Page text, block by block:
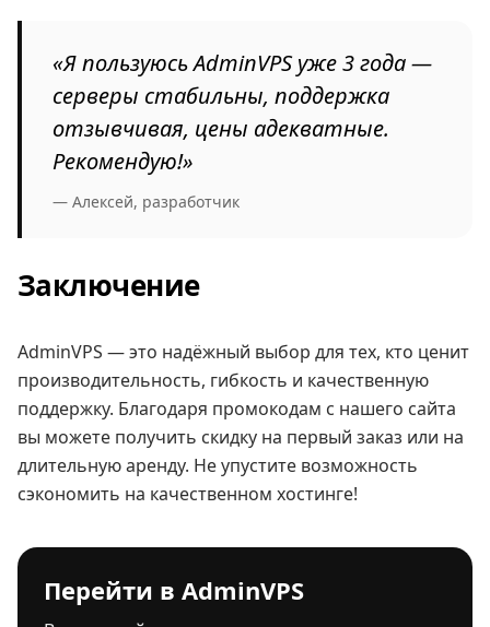
«Я пользуюсь AdminVPS уже 3 года —
серверы стабильны, поддержка
отзывчивая, цены адекватные.
Рекомендую!»
— Алексей, разработчик
Заключение
AdminVPS — это надёжный выбор для тех, кто ценит
производительность, гибкость и качественную
поддержку. Благодаря промокодам с нашего сайта
вы можете получить скидку на первый заказ или на
длительную аренду. Не упустите возможность
сэкономить на качественном хостинге!
Перейти в AdminVPS